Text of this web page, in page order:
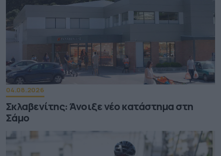
04.08.2026
Σκλαβενίτης: Άνοιξε νέο κατάστημα στη
Σάμο